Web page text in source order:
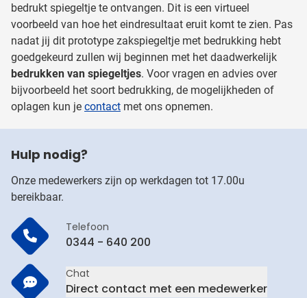
bedrukt spiegeltje te ontvangen. Dit is een virtueel
voorbeeld van hoe het eindresultaat eruit komt te zien. Pas
nadat jij dit prototype zakspiegeltje met bedrukking hebt
goedgekeurd zullen wij beginnen met het daadwerkelijk
bedrukken van spiegeltjes. Voor vragen en advies over
bijvoorbeeld het soort bedrukking, de mogelijkheden of
oplagen kun je contact met ons opnemen.
Hulp nodig?
Onze medewerkers zijn op werkdagen tot 17.00u
bereikbaar.
Telefoon
0344 - 640 200
Chat
Direct contact met een medewerker